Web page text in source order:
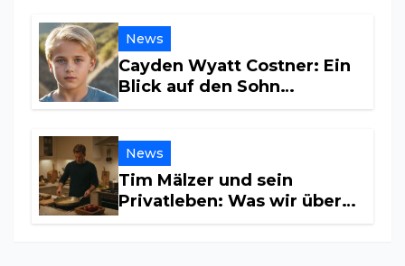
News
Cayden Wyatt Costner: Ein
Blick auf den Sohn
News
Tim Mälzer und sein
Privatleben: Was wir über